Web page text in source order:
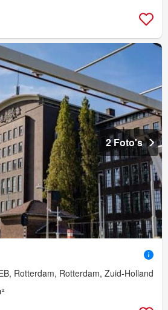
2 Foto's
Rotterdam, Rotterdam, Zuid-Holland